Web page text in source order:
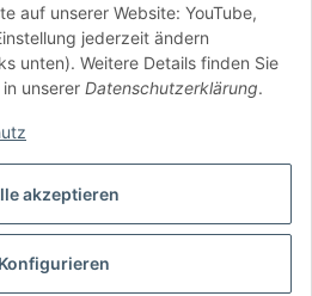
akzeptieren
Konfigurieren
auf unserer Website: YouTube,
jederzeit ändern
unten). Weitere Details finden Sie
unserer Datenschutzerklärung.
widerrufen
zzgl.Versand
voltmaster.de
byJTL-Shop